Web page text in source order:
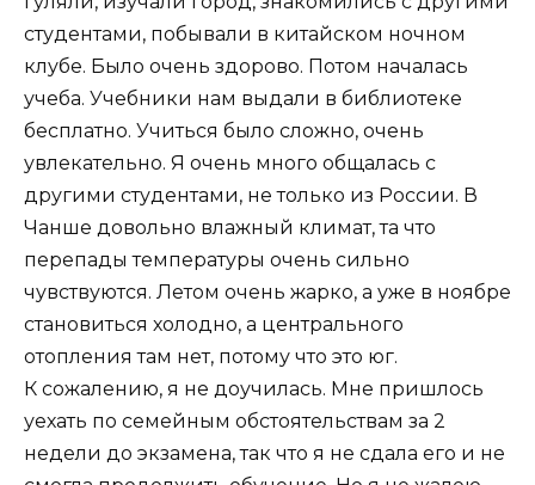
студентами, побывали в китайском ночном
клубе. Было очень здорово. Потом началась
учеба. Учебники нам выдали в библиотеке
бесплатно. Учиться было сложно, очень
увлекательно. Я очень много общалась с
другими студентами, не только из России. В
Чанше довольно влажный климат, та что
перепады температуры очень сильно
чувствуются. Летом очень жарко, а уже в ноябре
становиться холодно, а центрального
отопления там нет, потому что это юг.
К сожалению, я не доучилась. Мне пришлось
уехать по семейным обстоятельствам за 2
недели до экзамена, так что я не сдала его и не